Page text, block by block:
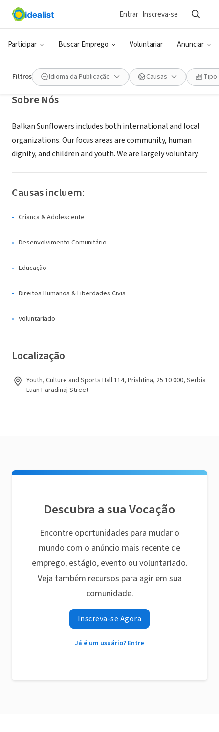
Participar Buscar Emprego Voluntariar Anunciar
Entrar Inscreva-se
Filtros Idioma da Publicação Causas Tipo
ONG (SETOR SOCIAL)
Balkan Sunflowers
Sobre Nós
Balkan Sunflowers includes both international and local
organizations. Our focus areas are community, human
dignity, and children and youth. We are largely voluntary.
Causas incluem:
Criança & Adolescente
Desenvolvimento Comunitário
Educação
Direitos Humanos & Liberdades Civis
Voluntariado
Localização
Youth, Culture and Sports Hall 114, Prishtina, 25 10 000, Serbia
Luan Haradinaj Street
Descubra a sua Vocação
Encontre oportunidades para mudar o
mundo com o anúncio mais recente de
emprego, estágio, evento ou voluntariado.
Veja também recursos para agir em sua
comunidade.
Inscreva-se Agora
Já é um usuário? Entre